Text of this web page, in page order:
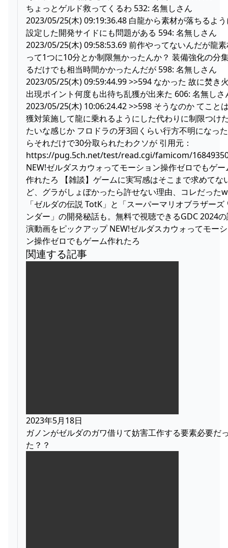
ちょっとゲルド救ってくるわ 532: 名無しさん
2023/05/25(木) 09:19:36.48 白龍から素材が落ちるよ
設定した開発サイドにも問題がある 594: 名無しさん
2023/05/25(木) 09:58:53.69 前作やってないんだが龍
って1つに10分とか制限無かったんか？ 装備強化の分
るだけでも相当時間かかったんだが 598: 名無しさん
2023/05/25(木) 09:59:44.99 >>594 なかった 故に焚き
出現ポイント何度も出待ち乱獲が出来た 606: 名無しさ
2023/05/25(木) 10:06:24.42 >>598 そうなのか てこと
獲対策施して龍に乗れるようにした代わりに制限つけ
たいな感じか フロドラの牙3回くらい行方不明になっ
らそれだけで30分取られたわクソが 引用元：
https://pug.5ch.net/test/read.cgi/famicom/
NEW!ゼルダスカウォってモーション操作ゼロでもゲー
作れたろ 【雑談】ゲームに実写感はそこまで求めてな
ど、グラがしょぼかったら許せない理由、コレだった
「ゼルダの伝説 TotK」と「スーパーマリオブラザーズ
ンダー」の開発秘話も。無料で視聴できるGDC 2024
演動画をピックアップ NEW!ゼルダスカウォってモー
ン操作ゼロでもゲーム作れたろ
関連する記事
2023年5月18日
ガノンがゼルダのガワ借りて妨害工作する要素必要だ
た？？